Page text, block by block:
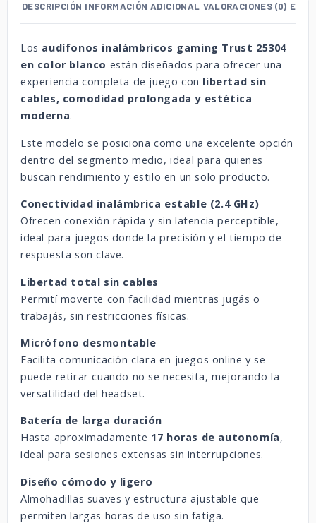
DESCRIPCIÓN INFORMACIÓN ADICIONAL VALORACIONES (0)
Los audífonos inalámbricos gaming Trust 25304
en color blanco están diseñados para ofrecer una
experiencia completa de juego con libertad sin
cables, comodidad prolongada y estética
moderna.
Este modelo se posiciona como una excelente opción
dentro del segmento medio, ideal para quienes
buscan rendimiento y estilo en un solo producto.
Conectividad inalámbrica estable (2.4 GHz)
Ofrecen conexión rápida y sin latencia perceptible,
ideal para juegos donde la precisión y el tiempo de
respuesta son clave.
Libertad total sin cables
Permití moverte con facilidad mientras jugás o
trabajás, sin restricciones físicas.
Micrófono desmontable
Facilita comunicación clara en juegos online y se
puede retirar cuando no se necesita, mejorando la
versatilidad del headset.
Batería de larga duración
Hasta aproximadamente 17 horas de autonomía,
ideal para sesiones extensas sin interrupciones.
Diseño cómodo y ligero
Almohadillas suaves y estructura ajustable que
permiten largas horas de uso sin fatiga.